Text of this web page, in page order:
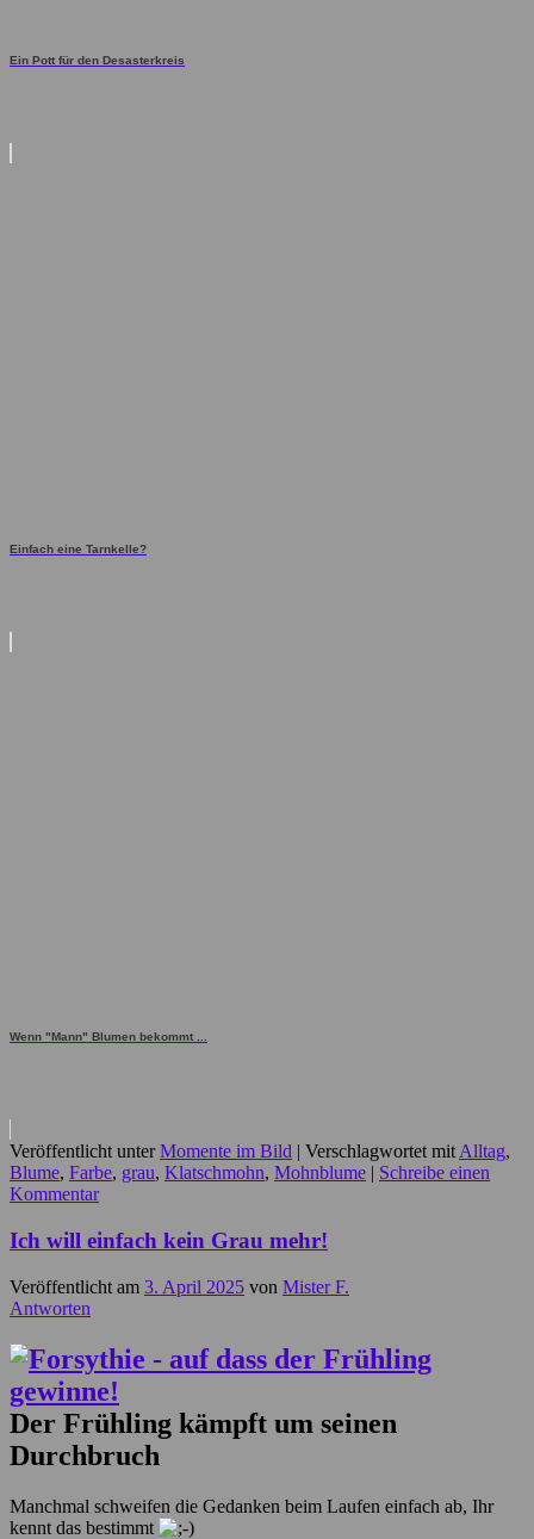
Ein Pott für den Desasterkreis
Einfach eine Tarnkelle?
Wenn "Mann" Blumen bekommt ...
Veröffentlicht unter Momente im Bild | Verschlagwortet mit Alltag,
Blume, Farbe, grau, Klatschmohn, Mohnblume | Schreibe einen
Kommentar
Ich will einfach kein Grau mehr!
Veröffentlicht am 3. April 2025 von Mister F.
Antworten
Der Frühling kämpft um seinen
Durchbruch
Manchmal schweifen die Gedanken beim Laufen einfach ab, Ihr
kennt das bestimmt